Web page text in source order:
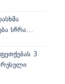
სწრა...
3
რუსული